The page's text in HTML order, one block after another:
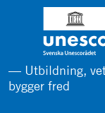
huvudinnehåll
— Utbildning,
bygger fred